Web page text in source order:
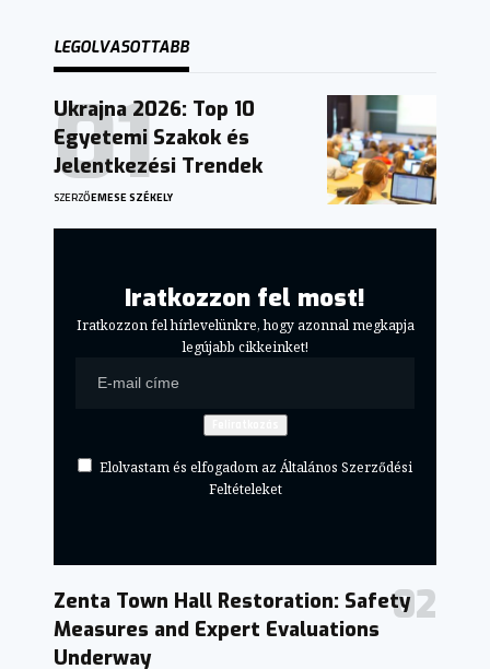
LEGOLVASOTTABB
Ukrajna 2026: Top 10
Egyetemi Szakok és
Jelentkezési Trendek
SZERZŐEMESE SZÉKELY
Iratkozzon fel most!
Iratkozzon fel hírlevelünkre, hogy azonnal megkapja
legújabb cikkeinket!
Elolvastam és elfogadom az Általános Szerződési
Feltételeket
Zenta Town Hall Restoration: Safety
Measures and Expert Evaluations
Underway